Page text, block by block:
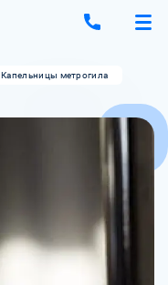
Капельницы метрогила